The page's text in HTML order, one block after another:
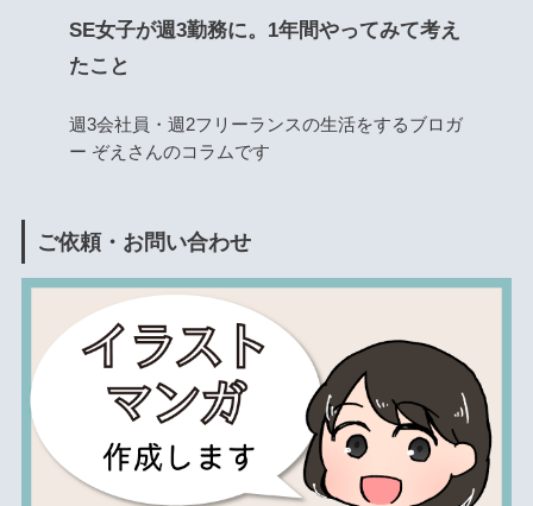
SE女子が週3勤務に。1年間やってみて考え
たこと
週3会社員・週2フリーランスの生活をするブロガ
ー ぞえさんのコラムです
ご依頼・お問い合わせ